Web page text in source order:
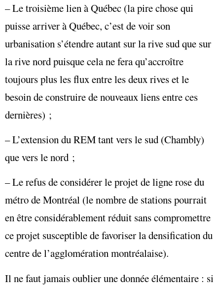
– Le troisième lien à Québec (la pire chose qui
puisse arriver à Québec, c’est de voir son
urbanisation s’étendre autant sur la rive sud que sur
la rive nord puisque cela ne fera qu’accroître
toujours plus les flux entre les deux rives et le
besoin de construire de nouveaux liens entre ces
dernières) ;
– L’extension du REM tant vers le sud (Chambly)
que vers le nord ;
– Le refus de considérer le projet de ligne rose du
métro de Montréal (le nombre de stations pourrait
en être considérablement réduit sans compromettre
ce projet susceptible de favoriser la densification du
centre de l’agglomération montréalaise).
Il ne faut jamais oublier une donnée élémentaire : si